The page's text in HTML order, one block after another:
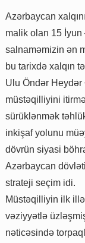
Azərbaycan
malik olan 15
salnaməmizin ən
bu tarixdə xalqın
Ulu Öndər
müstəqilliyini
sürüklənmək
inkişaf yolunu
dövrün siyasi
Azərbaycan
strateji seçim idi.
Müstəqilliyin ilk
vəziyyətlə
nəticəsində